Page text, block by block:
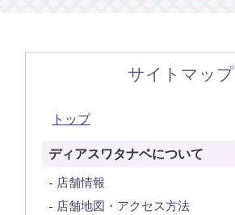
サイトマップ
トップ
ディアスワタナベについて
店舗情報
店舗地図・アクセス方法